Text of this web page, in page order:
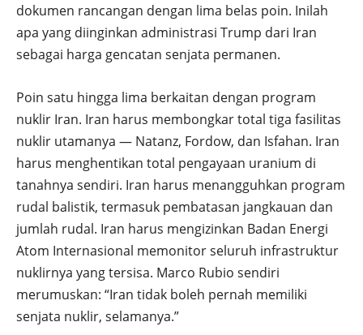
dokumen rancangan dengan lima belas poin. Inilah
apa yang diinginkan administrasi Trump dari Iran
sebagai harga gencatan senjata permanen.
Poin satu hingga lima berkaitan dengan program
nuklir Iran. Iran harus membongkar total tiga fasilitas
nuklir utamanya — Natanz, Fordow, dan Isfahan. Iran
harus menghentikan total pengayaan uranium di
tanahnya sendiri. Iran harus menangguhkan program
rudal balistik, termasuk pembatasan jangkauan dan
jumlah rudal. Iran harus mengizinkan Badan Energi
Atom Internasional memonitor seluruh infrastruktur
nuklirnya yang tersisa. Marco Rubio sendiri
merumuskan: “Iran tidak boleh pernah memiliki
senjata nuklir, selamanya.”